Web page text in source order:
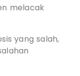
melacak
yang salah,